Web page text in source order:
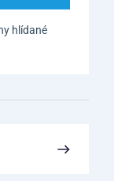
hlídané